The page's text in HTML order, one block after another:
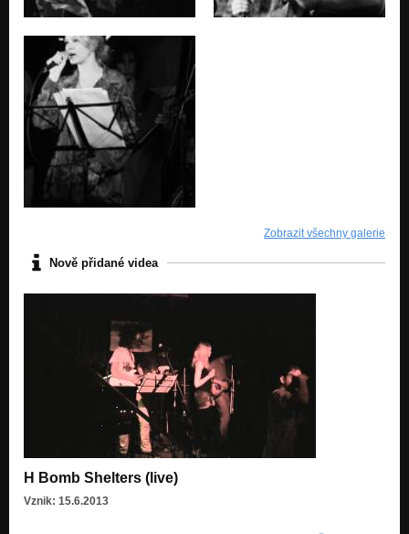
Zobrazit všechny galerie
Nově přidané videa
H Bomb Shelters (live)
Vznik: 15.6.2013